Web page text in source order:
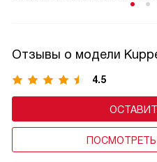
продуктов и су-вид. Всегда
крышек и следуйте
долго.
Отзывы о модели
4.5